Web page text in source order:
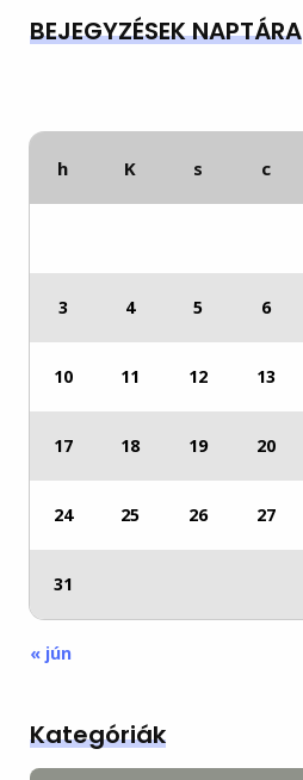
BEJEGYZÉSEK NAPTÁRA
h K s c
3 4 5 6
10 11 12 13
17 18 19 20
24 25 26 27
31
« jún
Kategóriák